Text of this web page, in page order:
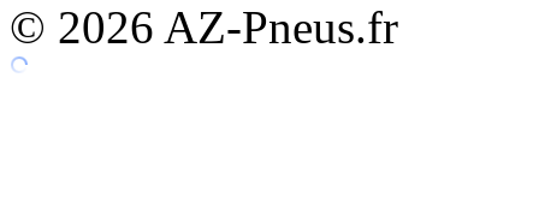
© 2026 AZ-Pneus.fr